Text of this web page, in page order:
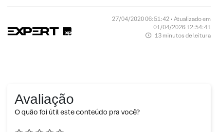
27/04/2020 06:51:42 • Atualizado em
01/04/2026 12:54:41
13 minutos de leitura
Avaliação
O quão foi útil este conteúdo pra você?